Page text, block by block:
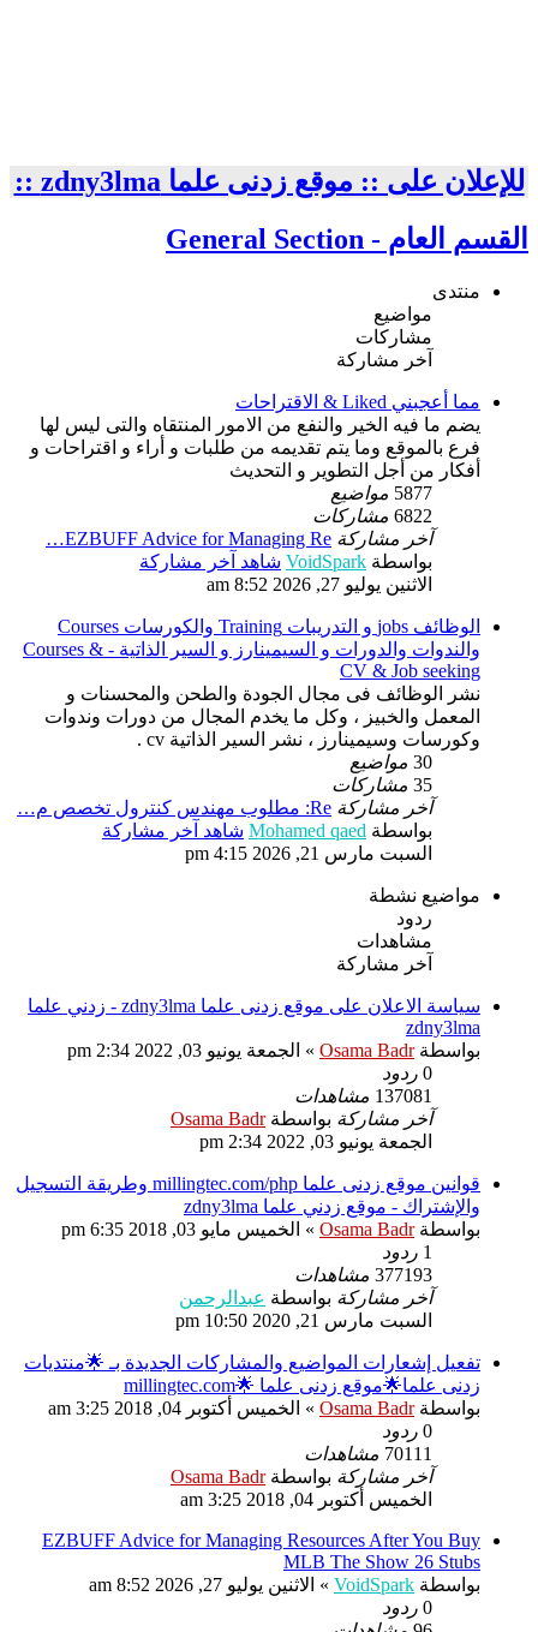
للإعلان على :: موقع زدنى علما zdny3lma ::
القسم العام - General Section
منتدى
مواضيع
مشاركات
آخر مشاركة
مما أعجبني Liked & الاقتراحات
يضم ما فيه الخير والنفع من الامور المنتقاه والتى ليس لها
فرع بالموقع وما يتم تقديمه من طلبات و أراء و اقتراحات و
أفكار من أجل التطوير و التحديث
5877 مواضيع
6822 مشاركات
آخر مشاركة EZBUFF Advice for Managing Re…
بواسطة VoidSpark شاهد آخر مشاركة
الاثنين يوليو 27, 2026 8:52 am
الوظائف jobs و التدريبات Training والكورسات Courses
والندوات والدورات و السيمينارز و السير الذاتية - Courses &
CV & Job seeking
نشر الوظائف فى مجال الجودة والطحن والمحسنات و
المعمل والخبيز ، وكل ما يخدم المجال من دورات وندوات
وكورسات وسيمينارز ، نشر السير الذاتية cv .
30 مواضيع
35 مشاركات
آخر مشاركة Re: مطلوب مهندس كنترول تخصص م…
بواسطة Mohamed qaed شاهد آخر مشاركة
السبت مارس 21, 2026 4:15 pm
مواضيع نشطة
ردود
مشاهدات
آخر مشاركة
سياسة الاعلان على موقع زدنى علما zdny3lma - زدني علما
zdny3lma
بواسطةOsama Badr
» الجمعة يونيو 03, 2022 2:34 pm
0 ردود
137081 مشاهدات
آخر مشاركة بواسطةOsama Badr
الجمعة يونيو 03, 2022 2:34 pm
قوانين موقع زدنى علما millingtec.com/php وطريقة التسجيل
والإشتراك - موقع زدني علما zdny3lma
بواسطةOsama Badr
» الخميس مايو 03, 2018 6:35 pm
1 ردود
377193 مشاهدات
آخر مشاركة بواسطة عبدالرحمن
السبت مارس 21, 2020 10:50 pm
تفعيل إشعارات المواضيع والمشاركات الجديدة بـ 🌟منتديات
زدنى علما🌟موقع زدنى علما 🌟millingtec.com
بواسطةOsama Badr
» الخميس أكتوبر 04, 2018 3:25 am
0 ردود
70111 مشاهدات
آخر مشاركة بواسطةOsama Badr
الخميس أكتوبر 04, 2018 3:25 am
EZBUFF Advice for Managing Resources After You Buy
MLB The Show 26 Stubs
بواسطة VoidSpark
» الاثنين يوليو 27, 2026 8:52 am
0 ردود